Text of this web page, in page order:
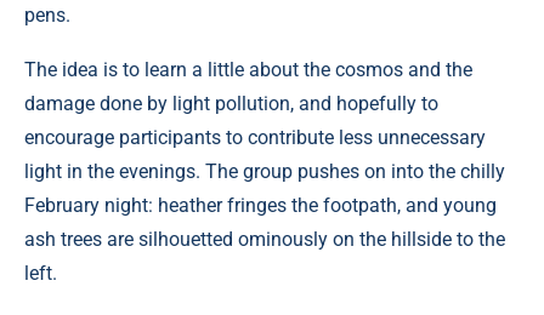
pens.
The idea is to learn a little about the cosmos and the
damage done by light pollution, and hopefully to
encourage participants to contribute less unnecessary
light in the evenings. The group pushes on into the chilly
February night: heather fringes the footpath, and young
ash trees are silhouetted ominously on the hillside to the
left.